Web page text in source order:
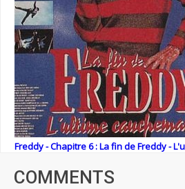
Freddy - Chapitre 6 : La fin de Freddy -
COMMENTS